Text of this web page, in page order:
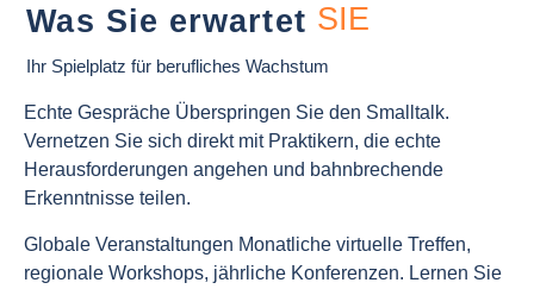
Was Sie erwartet SIE
Ihr Spielplatz für berufliches Wachstum
Echte Gespräche Überspringen Sie den Smalltalk.
Vernetzen Sie sich direkt mit Praktikern, die echte
Herausforderungen angehen und bahnbrechende
Erkenntnisse teilen.
Globale Veranstaltungen Monatliche virtuelle Treffen,
regionale Workshops, jährliche Konferenzen. Lernen Sie